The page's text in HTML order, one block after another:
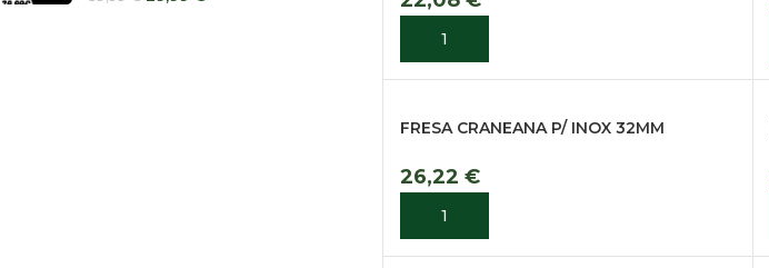
ADICIONAR
FRESA CRANEANA P/ INOX 32MM
26,22 €
ADICIONAR